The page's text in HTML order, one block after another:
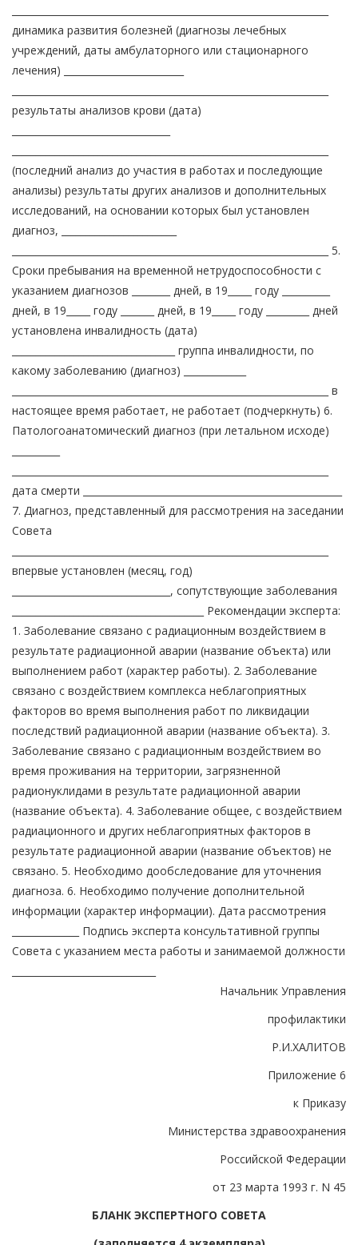
динамика развития болезней (диагнозы лечебных
учреждений, даты амбулаторного или стационарного
лечения) _________________________
результаты анализов крови (дата)
(последний анализ до участия в работах и последующие
анализы) результаты других анализов и дополнительных
исследований, на основании которых был установлен
диагноз, ________________________
__________________________________________________________________ 5.
Сроки пребывания на временной нетрудоспособности с
указанием диагнозов ________ дней, в 19_____ году __________
дней, в 19_____ году _______ дней, в 19_____ году _________ дней
установлена инвалидность (дата)
__________________________________ группа инвалидности, по
какому заболеванию (диагноз) _____________
__________________________________________________________________ в
настоящее время работает, не работает (подчеркнуть) 6.
Патологоанатомический диагноз (при летальном исходе)
дата смерти ______________________________________________________
7. Диагноз, представленный для рассмотрения на заседании
Совета
впервые установлен (месяц, год)
_________________________________, сопутствующие заболевания
________________________________________ Рекомендации эксперта:
1. Заболевание связано с радиационным воздействием в
результате радиационной аварии (название объекта) или
выполнением работ (характер работы). 2. Заболевание
связано с воздействием комплекса неблагоприятных
факторов во время выполнения работ по ликвидации
последствий радиационной аварии (название объекта). 3.
Заболевание связано с радиационным воздействием во
время проживания на территории, загрязненной
радионуклидами в результате радиационной аварии
(название объекта). 4. Заболевание общее, с воздействием
радиационного и других неблагоприятных факторов в
результате радиационной аварии (название объектов) не
связано. 5. Необходимо дообследование для уточнения
диагноза. 6. Необходимо получение дополнительной
информации (характер информации). Дата рассмотрения
______________ Подпись эксперта консультативной группы
Совета с указанием места работы и занимаемой должности
Начальник Управления
профилактики
Р.И.ХАЛИТОВ
Приложение 6
к Приказу
Министерства здравоохранения
Российской Федерации
от 23 марта 1993 г. N 45
БЛАНК ЭКСПЕРТНОГО СОВЕТА